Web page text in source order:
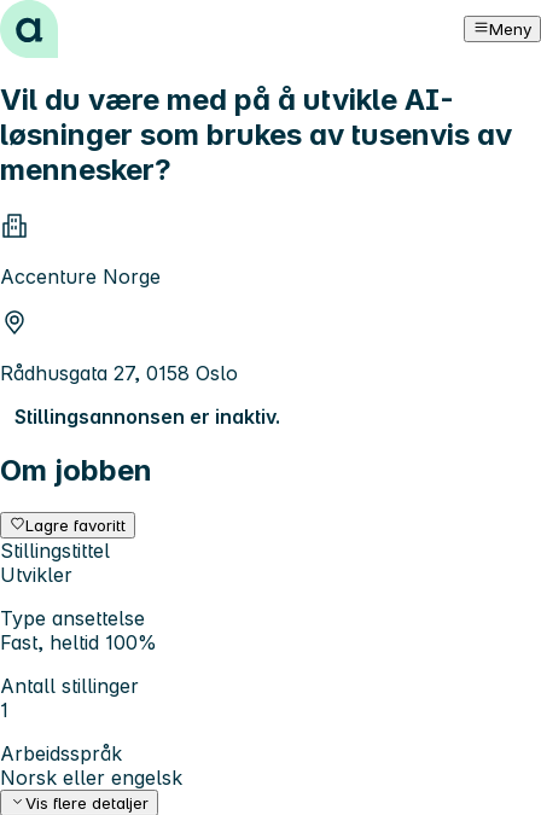
Hopp til innhold Meny
Vil du være med på å utvikle AI-
løsninger som brukes av tusenvis av
mennesker?
Accenture Norge
Rådhusgata 27, 0158 Oslo
Stillingsannonsen er inaktiv.
Om jobben
Lagre favoritt
Stillingstittel
Utvikler
Type ansettelse
Fast, heltid 100%
Antall stillinger
1
Arbeidsspråk
Norsk eller engelsk
Vis flere detaljer